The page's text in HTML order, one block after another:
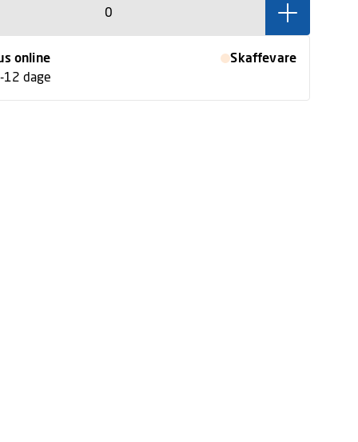
online
12 dage
Skaffevare